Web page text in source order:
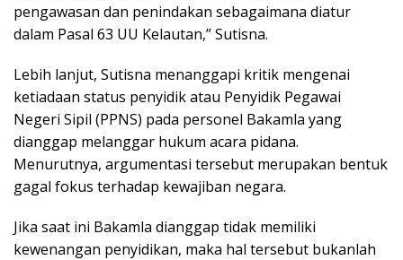
pengawasan dan penindakan sebagaimana diatur
dalam Pasal 63 UU Kelautan,” Sutisna.
Lebih lanjut, Sutisna menanggapi kritik mengenai
ketiadaan status penyidik atau Penyidik Pegawai
Negeri Sipil (PPNS) pada personel Bakamla yang
dianggap melanggar hukum acara pidana.
Menurutnya, argumentasi tersebut merupakan bentuk
gagal fokus terhadap kewajiban negara.
Jika saat ini Bakamla dianggap tidak memiliki
kewenangan penyidikan, maka hal tersebut bukanlah